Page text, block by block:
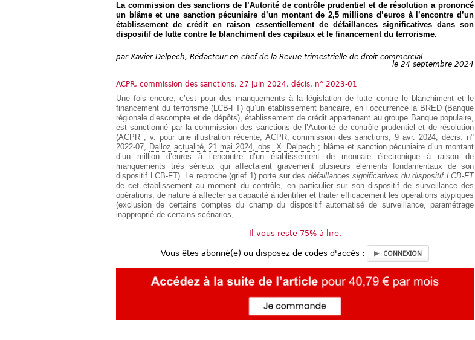
La commission des sanctions de l’Autorité de contrôle prudentiel et de résolution a prononcé
un blâme et une sanction pécuniaire d’un montant de 2,5 millions d’euros à l’encontre d’un
établissement de crédit en raison essentiellement de défaillances significatives dans son
dispositif de lutte contre le blanchiment des capitaux et le financement du terrorisme.
par Xavier Delpech, Rédacteur en chef de la Revue trimestrielle de droit commercial
le 24 septembre 2024
ACPR, commission des sanctions, 27 juin 2024, décis. n° 2023-01
Une fois encore, c’est pour des manquements à la législation de lutte contre le blanchiment et le
financement du terrorisme (LCB-FT) qu’un établissement bancaire, en l’occurrence la BRED (Banque
régionale d’escompte et de dépôts), établissement de crédit appartenant au groupe Banque populaire,
est sanctionné par la commission des sanctions de l’Autorité de contrôle prudentiel et de résolution
(ACPR ; v. pour une illustration récente, ACPR, commission des sanctions, 9 avr. 2024, décis. n°
2022-07,
Dalloz actualité, 21 mai 2024, obs. X. Delpech ; blâme et sanction pécuniaire d’un montant
d’un million d’euros à l’encontre d’un établissement de monnaie électronique à raison de
manquements très sérieux qui affectaient gravement plusieurs éléments fondamentaux de son
dispositif LCB-FT). Le reproche (grief 1) porte sur des défaillances significatives du dispositif LCB-FT
de cet établissement au moment du contrôle, en particulier sur son dispositif de surveillance des
opérations, de nature à affecter sa capacité à identifier et traiter efficacement les opérations atypiques
(exclusion de certains comptes du champ du dispositif automatisé de surveillance, paramétrage
inapproprié de certains scénarios,...
Il vous reste 75% à lire.
Vous êtes abonné(e) ou disposez de codes d'accès : CONNEXION